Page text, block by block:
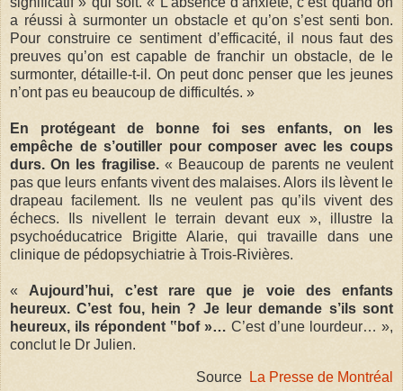
a réussi à surmonter un obstacle et qu’on s’est senti bon.
Pour construire ce sentiment d’efficacité, il nous faut des
preuves qu’on est capable de franchir un obstacle, de le
surmonter, détaille-t-il. On peut donc penser que les jeunes
n’ont pas eu beaucoup de difficultés. »
En protégeant de bonne foi ses enfants, on les
empêche de s’outiller pour composer avec les coups
durs. On les fragilise. « Beaucoup de parents ne veulent
pas que leurs enfants vivent des malaises. Alors ils lèvent le
drapeau facilement. Ils ne veulent pas qu’ils vivent des
échecs. Ils nivellent le terrain devant eux », illustre la
psychoéducatrice Brigitte Alarie, qui travaille dans une
clinique de pédopsychiatrie à Trois-Rivières.
« Aujourd’hui, c’est rare que je voie des enfants
heureux. C’est fou, hein ? Je leur demande s’ils sont
heureux, ils répondent ‟bof »… C’est d’une lourdeur… »,
conclut le Dr Julien.
Source La Presse de Montréal